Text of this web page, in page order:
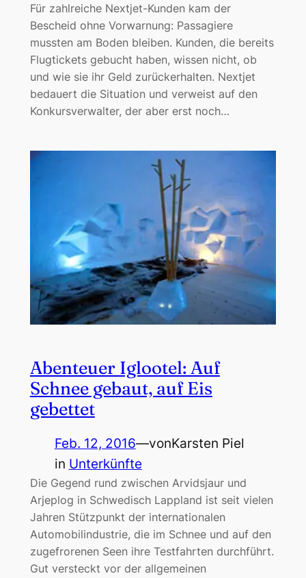
Für zahlreiche Nextjet-Kunden kam der
Bescheid ohne Vorwarnung: Passagiere
mussten am Boden bleiben. Kunden, die bereits
Flugtickets gebucht haben, wissen nicht, ob
und wie sie ihr Geld zurückerhalten. Nextjet
bedauert die Situation und verweist auf den
Konkursverwalter, der aber erst noch…
Abenteuer Iglootel: Auf
Schnee gebaut, auf Eis
gebettet
Feb. 12, 2016—vonKarsten Piel
in Unterkünfte
Die Gegend rund zwischen Arvidsjaur und
Arjeplog in Schwedisch Lappland ist seit vielen
Jahren Stützpunkt der internationalen
Automobilindustrie, die im Schnee und auf den
zugefrorenen Seen ihre Testfahrten durchführt.
Gut versteckt vor der allgemeinen